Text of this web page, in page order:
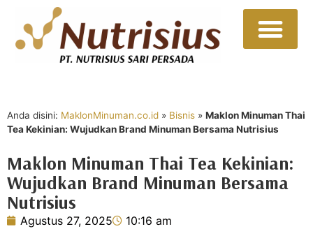
Anda disini: MaklonMinuman.co.id » Bisnis » Maklon Minuman Thai
Tea Kekinian: Wujudkan Brand Minuman Bersama Nutrisius
Maklon Minuman Thai Tea Kekinian:
Wujudkan Brand Minuman Bersama
Nutrisius
Agustus 27, 2025 10:16 am